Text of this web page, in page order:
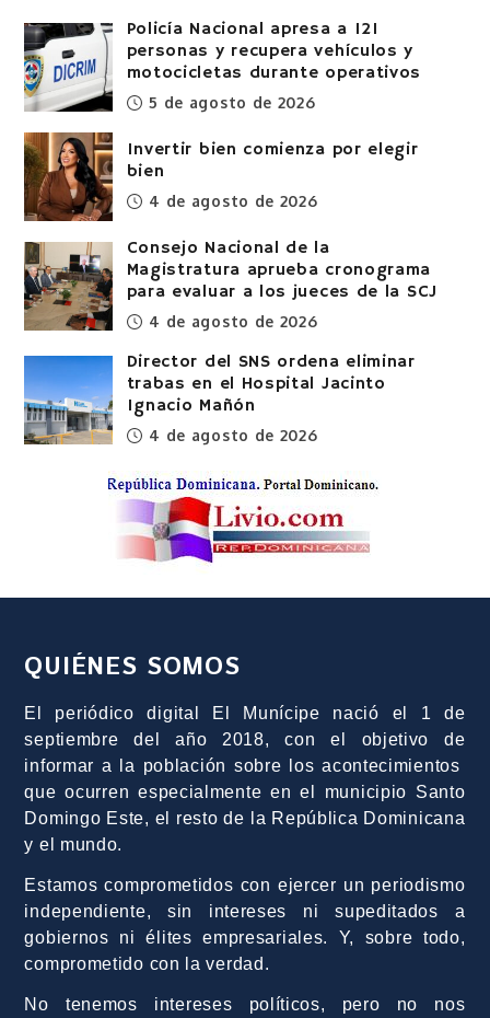
Policía Nacional apresa a 121
personas y recupera vehículos y
motocicletas durante operativos
5 de agosto de 2026
Invertir bien comienza por elegir
bien
4 de agosto de 2026
Consejo Nacional de la
Magistratura aprueba cronograma
para evaluar a los jueces de la SCJ
4 de agosto de 2026
Director del SNS ordena eliminar
trabas en el Hospital Jacinto
Ignacio Mañón
4 de agosto de 2026
QUIÉNES SOMOS
El periódico digital El Munícipe nació el 1 de
septiembre del año 2018, con el objetivo de
informar a la población sobre los acontecimientos
que ocurren especialmente en el municipio Santo
Domingo Este, el resto de la República Dominicana
y el mundo.
Estamos comprometidos con ejercer un periodismo
independiente, sin intereses ni supeditados a
gobiernos ni élites empresariales. Y, sobre todo,
comprometido con la verdad.
No tenemos intereses políticos, pero no nos